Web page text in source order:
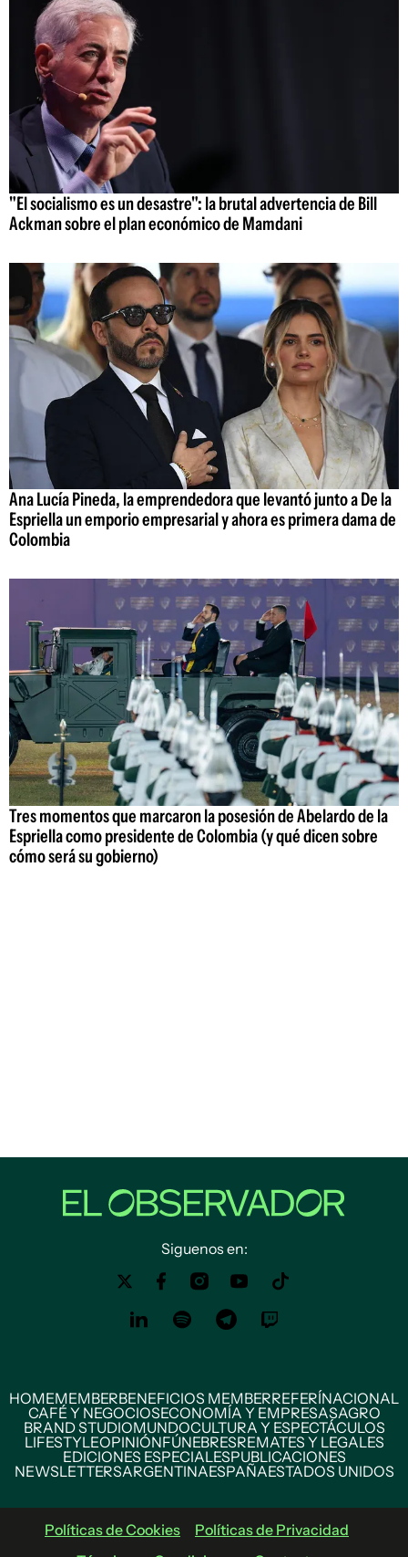
"El socialismo es un desastre": la brutal advertencia de Bill
Ackman sobre el plan económico de Mamdani
Ana Lucía Pineda, la emprendedora que levantó junto a De la
Espriella un emporio empresarial y ahora es primera dama de
Colombia
Tres momentos que marcaron la posesión de Abelardo de la
Espriella como presidente de Colombia (y qué dicen sobre
cómo será su gobierno)
Siguenos en:
HOMEMEMBERBENEFICIOS MEMBERREFERÍNACIONAL
CAFÉ Y NEGOCIOSECONOMÍA Y EMPRESASAGRO
BRAND STUDIOMUNDOCULTURA Y ESPECTÁCULOS
LIFESTYLEOPINIÓNFÚNEBRESREMATES Y LEGALES
EDICIONES ESPECIALESPUBLICACIONES
NEWSLETTERSARGENTINAESPAÑAESTADOS UNIDOS
Políticas de Cookies
Políticas de Privacidad